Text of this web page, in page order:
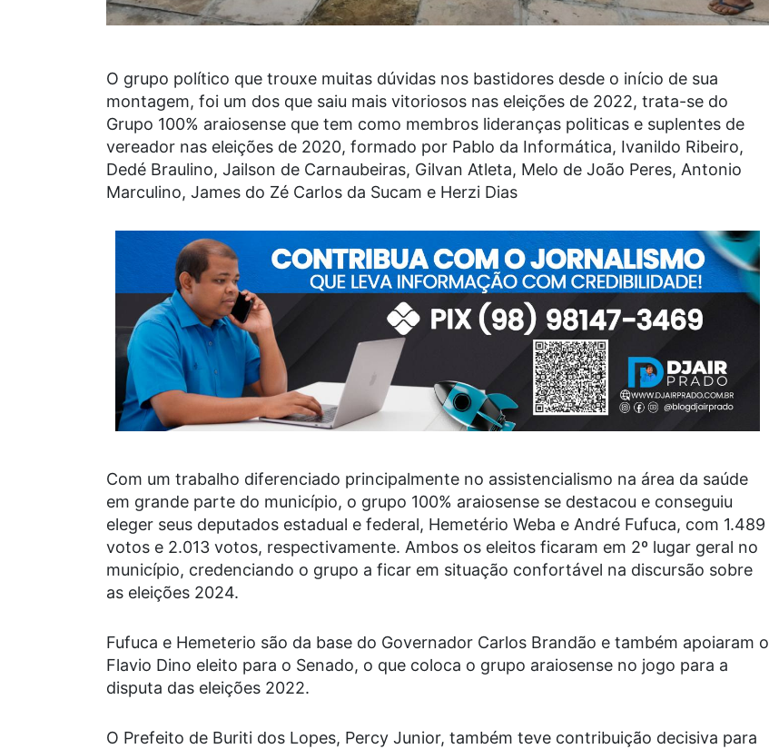
O grupo político que trouxe muitas dúvidas nos bastidores desde o início de sua
montagem, foi um dos que saiu mais vitoriosos nas eleições de 2022, trata-se do
Grupo 100% araiosense que tem como membros lideranças politicas e suplentes de
vereador nas eleições de 2020, formado por Pablo da Informática, Ivanildo Ribeiro,
Dedé Braulino, Jailson de Carnaubeiras, Gilvan Atleta, Melo de João Peres, Antonio
Marculino, James do Zé Carlos da Sucam e Herzi Dias
Com um trabalho diferenciado principalmente no assistencialismo na área da saúde
em grande parte do município, o grupo 100% araiosense se destacou e conseguiu
eleger seus deputados estadual e federal, Hemetério Weba e André Fufuca, com 1.489
votos e 2.013 votos, respectivamente. Ambos os eleitos ficaram em 2º lugar geral no
município, credenciando o grupo a ficar em situação confortável na discursão sobre
as eleições 2024.
Fufuca e Hemeterio são da base do Governador Carlos Brandão e também apoiaram o
Flavio Dino eleito para o Senado, o que coloca o grupo araiosense no jogo para a
disputa das eleições 2022.
O Prefeito de Buriti dos Lopes, Percy Junior, também teve contribuição decisiva para